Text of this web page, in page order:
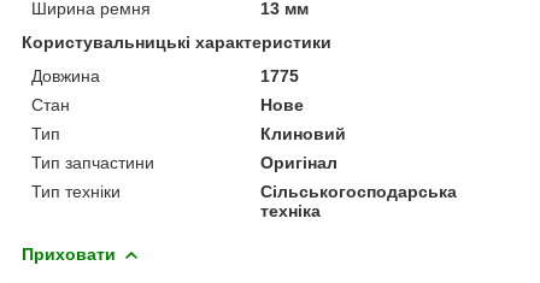
Ширина ремня
13 мм
Користувальницькі характеристики
Довжина
1775
Стан
Нове
Тип
Клиновий
Тип запчастини
Оригінал
Тип техніки
Сільськогосподарська
техніка
Приховати